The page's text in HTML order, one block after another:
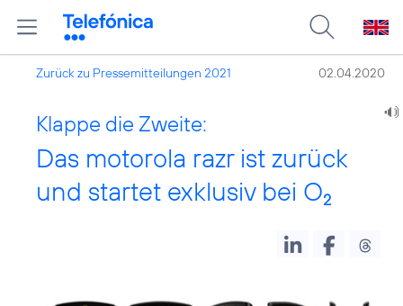
Zurück zu Pressemitteilungen 2021 02.04.2020
Klappe die Zweite:
Das motorola razr ist zurück
und startet exklusiv bei O2